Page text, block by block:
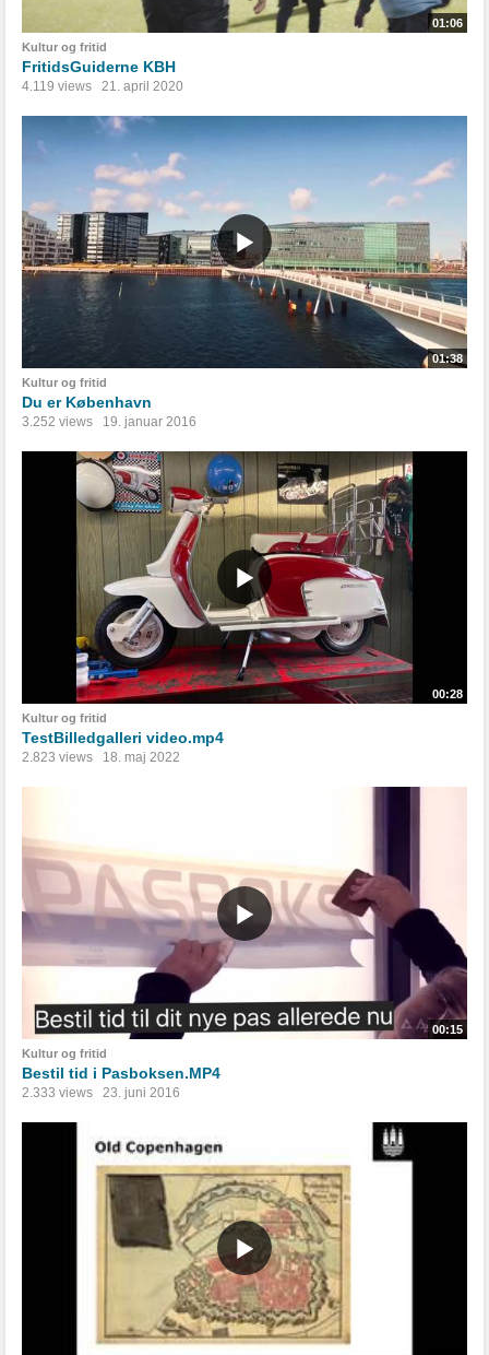
01:06
Kultur og fritid
FritidsGuiderne KBH
4.119 views 21. april 2020
01:38
Kultur og fritid
Du er København
3.252 views 19. januar 2016
00:28
Kultur og fritid
TestBilledgalleri video.mp4
2.823 views 18. maj 2022
00:15
Kultur og fritid
Bestil tid i Pasboksen.MP4
2.333 views 23. juni 2016